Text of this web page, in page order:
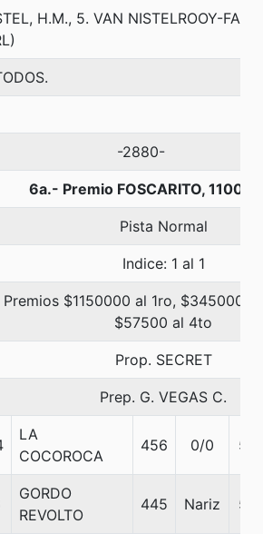
H.M., 5. VAN NISTELROOY-
-2880-
6a.- Premio FOSCARITO, 1100
Pista Normal
Indice: 1 al 1
Premios $1150000 al 1ro, $345000
$57500 al 4to
Prop. SECRET
Prep. G. VEGAS C.
LA
COCOROCA
456 0/0 56
GORDO
REVOLTO
445 Nariz 56